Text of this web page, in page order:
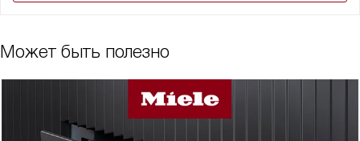
Может быть полезно